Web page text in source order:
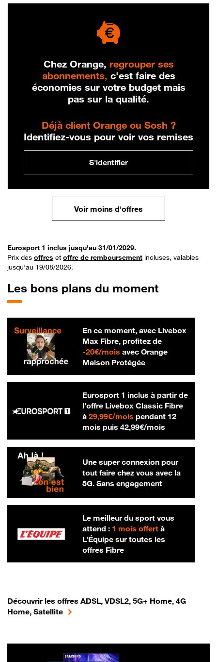
Chez Orange, regrouper ses
abonnements, c'est faire des
économies sur votre budget mais
pas sur la qualité.
Déjà client Orange ou Sosh ?
Identifiez-vous pour voir vos remises
S'identifier
Voir moins d'offres
Eurosport 1 inclus jusqu'au 31/01/2029.
Prix des offres et offre de remboursement incluses, valables
jusqu’au 19/08/2026.
Les bons plans du moment
En ce moment, avec Livebox
Max Fibre, profitez de
-20€/mois20 € par mois
avec Orange
Maison Protégée
Eurosport 1 inclus à partir de
l’offre Livebox Classic Fibre
à 29,99€/mois29,99 € par mois
pendant 12
mois puis 42,99€/mois42,99 € par
Une super connexion pour
tout faire chez vous avec la
5G. Sans engagement
Le meilleur du sport vous
attend : 1 mois offertà
L’Équipe sur toutes les
offres Fibre
Découvrir les offres ADSL, VDSL2, 5G+ Home, 4G
Home, Satellite